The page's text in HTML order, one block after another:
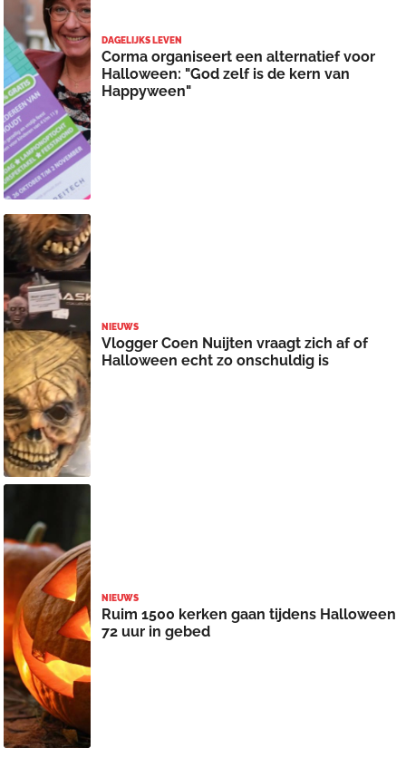
DAGELIJKS LEVEN
Corma organiseert een alternatief voor
Halloween: "God zelf is de kern van
Happyween"
NIEUWS
Vlogger Coen Nuijten vraagt zich af of
Halloween echt zo onschuldig is
NIEUWS
Ruim 1500 kerken gaan tijdens Halloween
72 uur in gebed